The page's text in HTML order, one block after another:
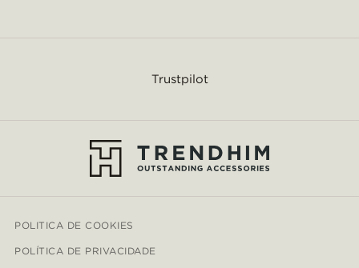
Trustpilot
POLITICA DE COOKIES
POLÍTICA DE PRIVACIDADE